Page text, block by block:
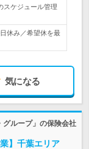
ケジュール管理
休み／希望休を最
気になる
グループ」の保険会社
】千葉エリア